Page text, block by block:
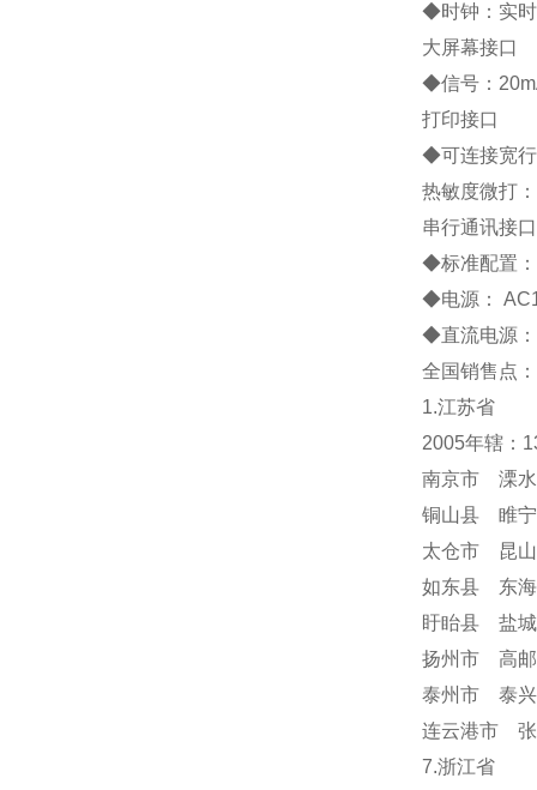
◆时钟：实时
大屏幕接口
◆信号：
打印接口
◆可连接宽行
热敏度微打
串行通讯接口
◆标准配置：
◆电源：
◆直流电源
全国销售点：
1.江苏省
2005年辖：
南京市 溧
铜山县 睢
太仓市 昆
如东县 东
盱眙县 盐
扬州市 高
泰州市 泰
连云港市 张
7.浙江省